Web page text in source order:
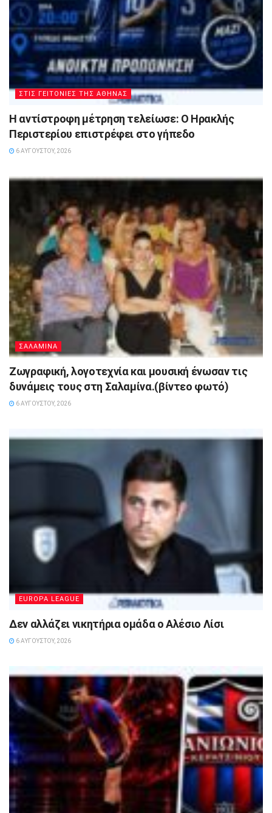
ΣΤΙΣ ΓΕΙΤΟΝΙΕΣ ΤΗΣ ΑΘΗΝΑΣ
Η αντίστροφη μέτρηση τελείωσε: Ο Ηρακλής
Περιστερίου επιστρέφει στο γήπεδο
6 ΑΥΓΟΎΣΤΟΥ, 2026
ΣΑΛΑΜΙΝΑ
Ζωγραφική, λογοτεχνία και μουσική ένωσαν τις
δυνάμεις τους στη Σαλαμίνα.(βίντεο φωτό)
6 ΑΥΓΟΎΣΤΟΥ, 2026
EUROPA LEAGUE
Δεν αλλάζει νικητήρια ομάδα ο Αλέσιο Λίσι
6 ΑΥΓΟΎΣΤΟΥ, 2026